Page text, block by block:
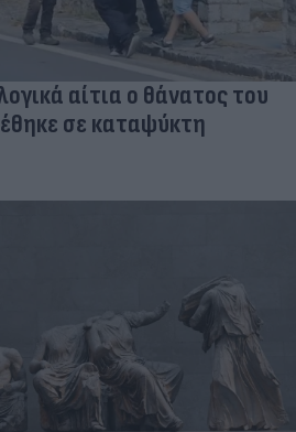
αίτια ο θάνατος του
σε καταψύκτη